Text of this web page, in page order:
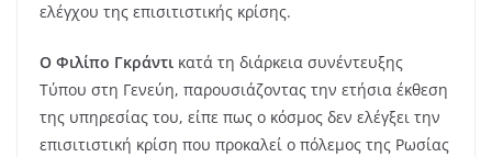
ελέγχου της επισιτιστικής κρίσης.
Ο Φιλίπο Γκράντι κατά τη διάρκεια συνέντευξης
Τύπου στη Γενεύη, παρουσιάζοντας την ετήσια έκθεση
της υπηρεσίας του, είπε πως ο κόσμος δεν ελέγξει την
επισιτιστική κρίση που προκαλεί ο πόλεμος της Ρωσίας